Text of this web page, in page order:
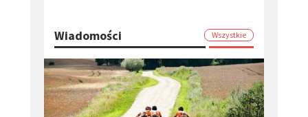
Wiadomości Wszystkie